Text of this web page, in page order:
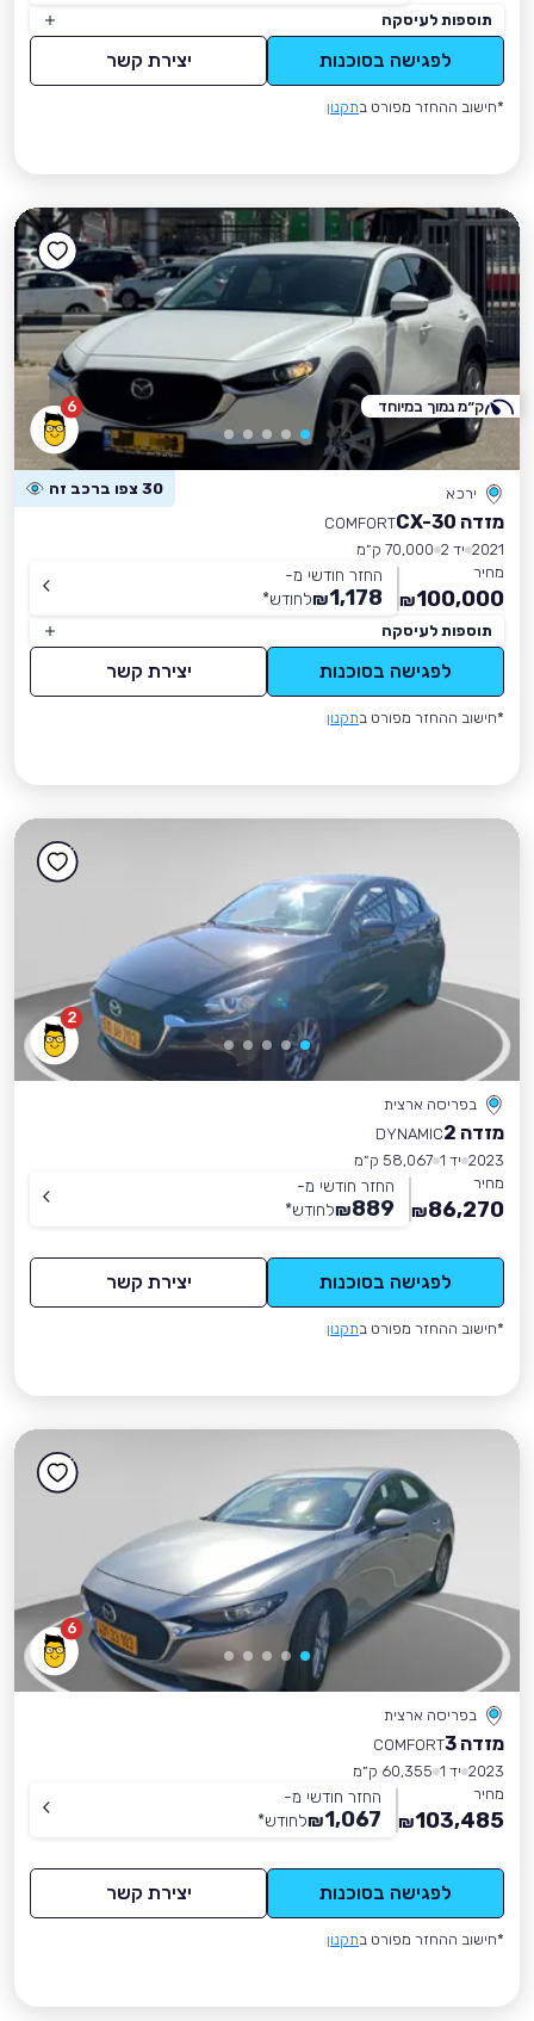
תוספות לעיסקה
לפגישה בסוכנות יצירת קשר
*חישוב ההחזר מפורט בתקנון
6
ירכא 30 צפו ברכב זה
מזדה CX-30
COMFORT
2021 יד 2
70,000 ק״מ
מחיר
100,000
₪
החזר חודשי מ-
1,178
₪לחודש*
תוספות לעיסקה
לפגישה בסוכנות יצירת קשר
*חישוב ההחזר מפורט בתקנון
ק״מ נמוך במיוחד
2
בפריסה ארצית
מזדה 2
DYNAMIC
2023 יד 1
58,067 ק״מ
מחיר
86,270
₪
החזר חודשי מ-
889
₪לחודש*
לפגישה בסוכנות יצירת קשר
*חישוב ההחזר מפורט בתקנון
6
בפריסה ארצית
מזדה 3
COMFORT
2023 יד 1
60,355 ק״מ
מחיר
103,485
₪
החזר חודשי מ-
1,067
₪לחודש*
לפגישה בסוכנות יצירת קשר
*חישוב ההחזר מפורט בתקנון